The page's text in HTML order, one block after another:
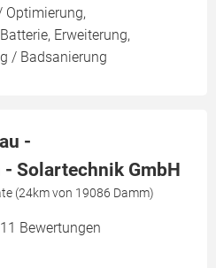
Optimierung,
Erweiterung,
/ Badsanierung
-
Solartechnik GmbH
(24km von 19086 Damm)
Bewertungen